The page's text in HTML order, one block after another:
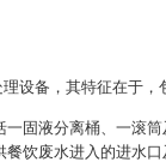
设备，其特征在于，
一固液分离桶、一滚
餐饮废水进入的进水